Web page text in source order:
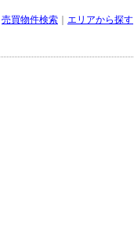
売買物件検索 エリアから探す